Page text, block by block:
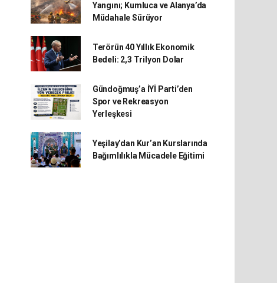
Yangını; Kumluca ve Alanya’da
Müdahale Sürüyor
Terörün 40 Yıllık Ekonomik
Bedeli: 2,3 Trilyon Dolar
Gündoğmuş’a İYİ Parti’den
Spor ve Rekreasyon
Yerleşkesi
Yeşilay’dan Kur’an Kurslarında
Bağımlılıkla Mücadele Eğitimi